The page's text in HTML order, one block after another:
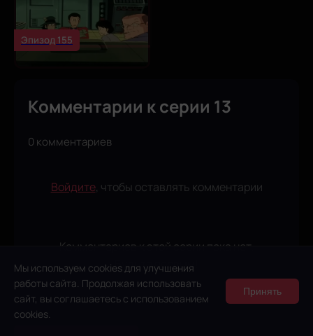
Мы используем cookies для улучшения
работы сайта. Продолжая использовать
сайт, вы соглашаетесь с использованием
cookies.
Принять
Эпизод 155
Комментарии к серии 13
0 комментариев
Войдите, чтобы оставлять комментарии
Комментариев к этой серии пока нет.
Будьте первым!